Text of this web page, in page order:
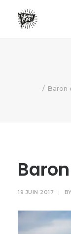
ECO FRIENDLY
Baron
19 JUIN 2017 | BY